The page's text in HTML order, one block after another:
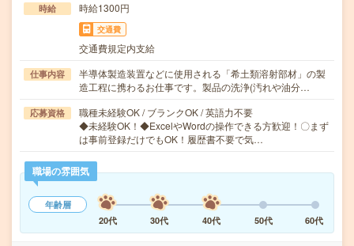
時給 時給1300円
交通費
交通費規定内支給
仕事内容
半導体製造装置などに使用される「希土類溶射部材」の製
造工程に携わるお仕事です。製品の洗浄(汚れや油分…
応募資格
職種未経験OK / ブランクOK / 英語力不要
◆未経験OK！◆ExcelやWordの操作できる方歓迎！〇まず
は事前登録だけでもOK！履歴書不要で気…
職場の雰囲気
年齢層
20代
30代 40代 50代 60代